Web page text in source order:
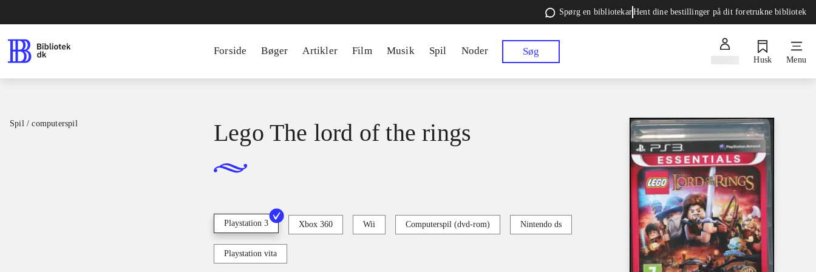
Spørg en bibliotekarHent dine bestillinger på dit foretrukne bibliotek
Forside Bøger Artikler Film Musik Spil Noder Søg
Husk Menu
Spil / computerspil Lego The lord of the rings
Playstation 3 Xbox 360 Wii Computerspil (dvd-rom) Nintendo ds
Playstation vita